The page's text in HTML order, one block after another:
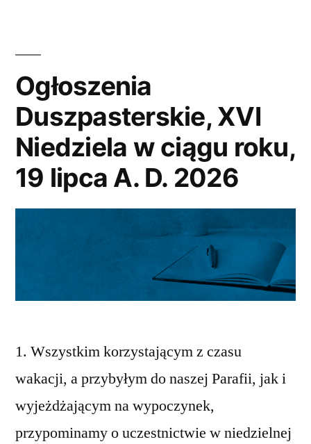
A.
D.
2026”
Ogłoszenia
Duszpasterskie, XVI
Niedziela w ciągu roku,
19 lipca A. D. 2026
1. Wszystkim korzystającym z czasu
wakacji, a przybyłym do naszej Parafii, jak i
wyjeżdżającym na wypoczynek,
przypominamy o uczestnictwie w niedzielnej